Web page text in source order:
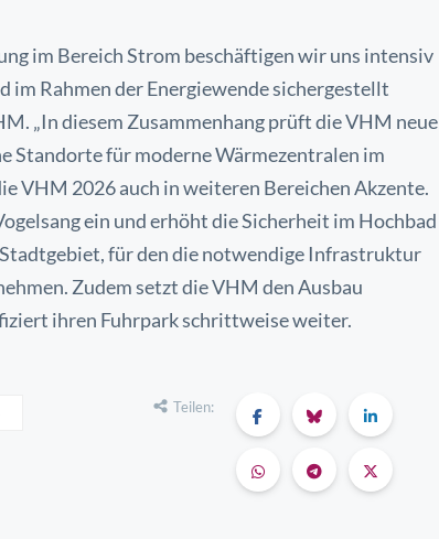
im Bereich Strom beschäftigen wir uns intensiv
im Rahmen der Energiewende sichergestellt
„In diesem Zusammenhang prüft die VHM neue
Standorte für moderne Wärmezentralen im
VHM 2026 auch in weiteren Bereichen Akzente.
ein und erhöht die Sicherheit im Hochbad
für den die notwendige Infrastruktur
Zudem setzt die VHM den Ausbau
ihren Fuhrpark schrittweise weiter.
Teilen: